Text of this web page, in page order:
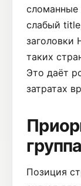
сломанные
слабый
заголовки
таких
Это даёт
затратах
Позиция